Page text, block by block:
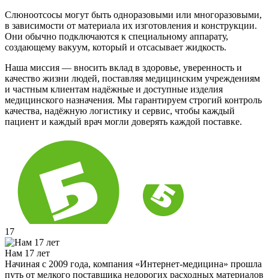
Слюноотсосы могут быть одноразовыми или многоразовыми,
в зависимости от материала их изготовления и конструкции.
Они обычно подключаются к специальному аппарату,
создающему вакуум, который и отсасывает жидкость.
Наша миссия — вносить вклад в здоровье, уверенность и
качество жизни людей, поставляя медицинским учреждениям
и частным клиентам надёжные и доступные изделия
медицинского назначения. Мы гарантируем строгий контроль
качества, надёжную логистику и сервис, чтобы каждый
пациент и каждый врач могли доверять каждой поставке.
17
Нам 17 лет
Начиная с 2009 года, компания «Интернет-медицина» прошла
путь от мелкого поставщика недорогих расходных материалов